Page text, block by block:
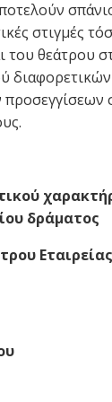
στιγμές
του θεάτρου
δράματος